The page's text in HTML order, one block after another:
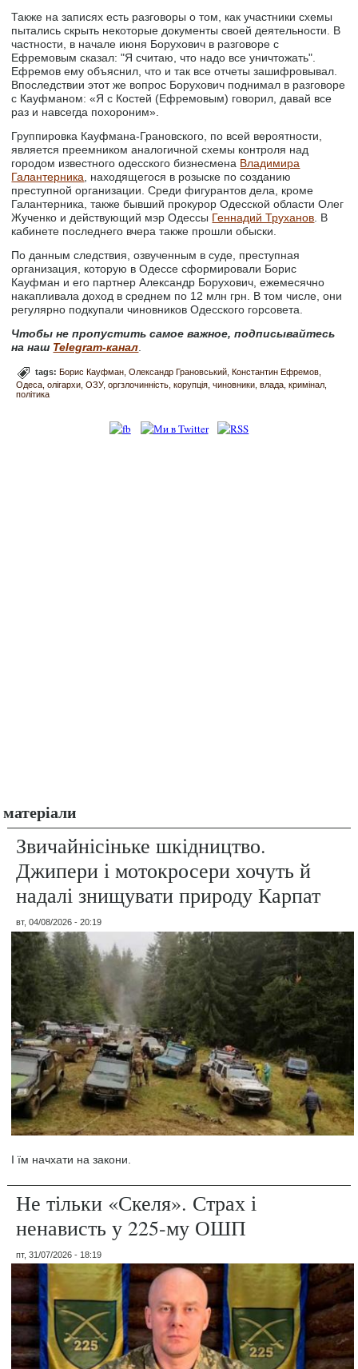
Также на записях есть разговоры о том, как участники схемы
пытались скрыть некоторые документы своей деятельности. В
частности, в начале июня Борухович в разговоре с
Ефремовым сказал: "Я считаю, что надо все уничтожать".
Ефремов ему объяснил, что и так все отчеты зашифровывал.
Впоследствии этот же вопрос Борухович поднимал в разговоре
с Кауфманом: «Я с Костей (Ефремовым) говорил, давай все
раз и навсегда похороним».
Группировка Кауфмана-Грановского, по всей вероятности,
является преемником аналогичной схемы контроля над
городом известного одесского бизнесмена Владимира
Галантерника , находящегося в розыске по созданию
преступной организации. Среди фигурантов дела, кроме
Галантерника, также бывший прокурор Одесской области Олег
Жученко и действующий мэр Одессы Геннадий Труханов . В
кабинете последнего вчера также прошли обыски.
По данным следствия, озвученным в суде, преступная
организация, которую в Одессе сформировали Борис
Кауфман и его партнер Александр Борухович, ежемесячно
накапливала доход в среднем по 12 млн грн. В том числе, они
регулярно подкупали чиновников Одесского горсовета.
Чтобы не пропустить самое важное, подписывайтесь
на наш Telegram-канал
tags:Борис Кауфман Олександр Грановський Константин Ефремов
Одеса олігархи ОЗУ оргзлочинність корупція чиновники влада кримінал
політика
матеріали
Звичайнісіньке шкідництво.
Джипери і мотокросери хочуть й
надалі знищувати природу Карпат
вт, 04/08/2026 - 20:19
І їм начхати на закони.
Не тільки «Скеля». Страх і
ненависть у 225-му ОШП
пт, 31/07/2026 - 18:19